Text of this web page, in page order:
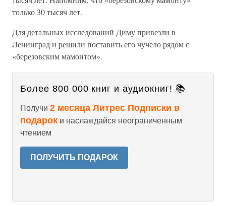
только 30 тысяч лет.
Для детальных исследований Диму привезли в
Ленинград и решили поставить его чучело рядом с
«березовским мамонтом».
Более 800 000 книг и аудиокниг! 📚
Получи 2 месяца Литрес Подписки в
подарок и наслаждайся неограниченным
чтением
ПОЛУЧИТЬ ПОДАРОК